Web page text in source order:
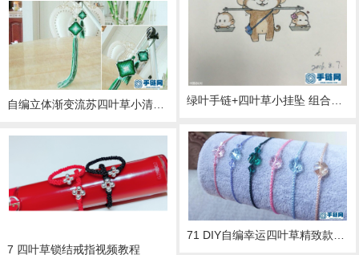
自编立体渐变流苏四叶草小清新挂件编织视频教程
7 四叶草锁结戒指视频教程